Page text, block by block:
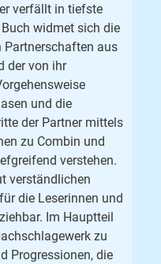
verfällt in tiefste
widmet sich die
Partnerschaften aus
der von ihr
und die
der Partner mittels
zu Combin und
verstehen.
verständlichen
die Leserinnen und
Im Hauptteil
zu
Progressionen, die